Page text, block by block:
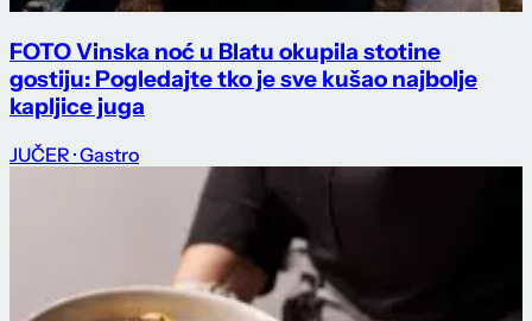
FOTO Vinska noć u Blatu okupila stotine
gostiju: Pogledajte tko je sve kušao najbolje
kapljice juga
JUČER · Gastro